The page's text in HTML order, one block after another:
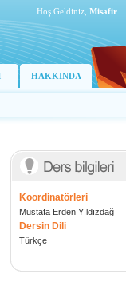
Hoş Geldiniz, Misafir
HAKKINDA
Koordinatörleri
Mustafa Erden Yıldızdağ
Dersin Dili
Türkçe